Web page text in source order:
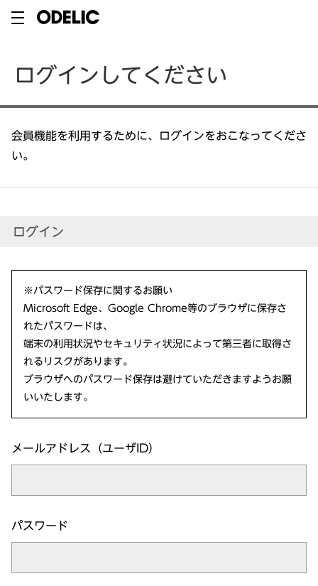
ログインしてください
会員機能を利用するために、ログインをおこなってくださ
い。
ログイン
※パスワード保存に関するお願い
Microsoft Edge、Google Chrome等のブラウザに保存さ
れたパスワードは、
端末の利用状況やセキュリティ状況によって第三者に取得さ
れるリスクがあります。
ブラウザへのパスワード保存は避けていただきますようお願
いいたします。
メールアドレス（ユーザID）
パスワード